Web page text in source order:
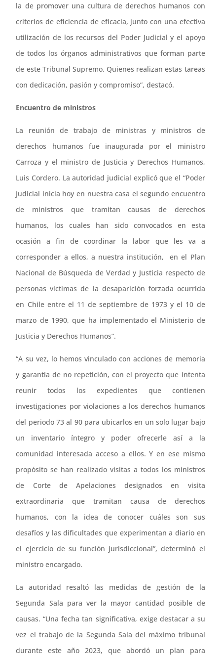
la de promover una cultura de derechos humanos con
criterios de eficiencia de eficacia, junto con una efectiva
utilización de los recursos del Poder Judicial y el apoyo
de todos los órganos administrativos que forman parte
de este Tribunal Supremo. Quienes realizan estas tareas
con dedicación, pasión y compromiso”, destacó.
Encuentro de ministros
La reunión de trabajo de ministras y ministros de
derechos humanos fue inaugurada por el ministro
Carroza y el ministro de Justicia y Derechos Humanos,
Luis Cordero. La autoridad judicial explicó que el “Poder
Judicial inicia hoy en nuestra casa el segundo encuentro
de ministros que tramitan causas de derechos
humanos, los cuales han sido convocados en esta
ocasión a fin de coordinar la labor que les va a
corresponder a ellos, a nuestra institución, en el Plan
Nacional de Búsqueda de Verdad y Justicia respecto de
personas víctimas de la desaparición forzada ocurrida
en Chile entre el 11 de septiembre de 1973 y el 10 de
marzo de 1990, que ha implementado el Ministerio de
Justicia y Derechos Humanos”.
“A su vez, lo hemos vinculado con acciones de memoria
y garantía de no repetición, con el proyecto que intenta
reunir todos los expedientes que contienen
investigaciones por violaciones a los derechos humanos
del periodo 73 al 90 para ubicarlos en un solo lugar bajo
un inventario íntegro y poder ofrecerle así a la
comunidad interesada acceso a ellos. Y en ese mismo
propósito se han realizado visitas a todos los ministros
de Corte de Apelaciones designados en visita
extraordinaria que tramitan causa de derechos
humanos, con la idea de conocer cuáles son sus
desafíos y las dificultades que experimentan a diario en
el ejercicio de su función jurisdiccional”, determinó el
ministro encargado.
La autoridad resaltó las medidas de gestión de la
Segunda Sala para ver la mayor cantidad posible de
causas. “Una fecha tan significativa, exige destacar a su
vez el trabajo de la Segunda Sala del máximo tribunal
durante este año 2023, que abordó un plan para